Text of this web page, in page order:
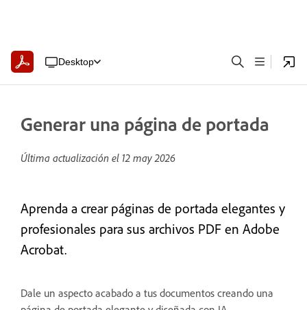
Desktop
Generar una página de portada
Última actualización el 12 may 2026
Aprenda a crear páginas de portada elegantes y
profesionales para sus archivos PDF en Adobe
Acrobat.
Dale un aspecto acabado a tus documentos creando una